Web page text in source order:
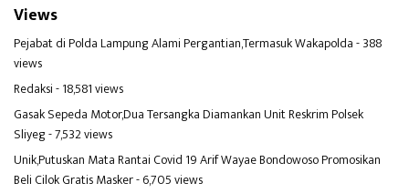
Views
Pejabat di Polda Lampung Alami Pergantian,Termasuk Wakapolda- 388
views
Redaksi- 18,581 views
Gasak Sepeda Motor,Dua Tersangka Diamankan Unit Reskrim Polsek
Sliyeg- 7,532 views
Unik,Putuskan Mata Rantai Covid 19 Arif Wayae Bondowoso Promosikan
Beli Cilok Gratis Masker- 6,705 views